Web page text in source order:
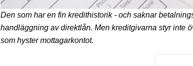
Den som har en fin kredithistorik - och saknar
handläggning av direktlån. Men kreditgivarna styr inte
som hyster mottagarkontot.